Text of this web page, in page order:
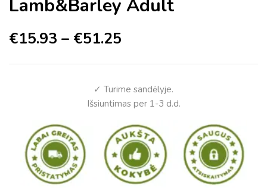
Lamb&Barley Adult
€15.93 – €51.25
✓ Turime sandėlyje.
Išsiuntimas per 1-3 d.d.